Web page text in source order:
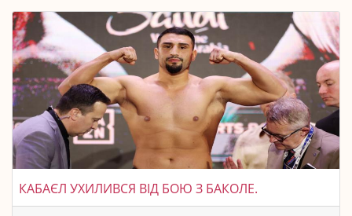
КАБАЄЛ УХИЛИВСЯ ВІД БОЮ З БАКОЛЕ.